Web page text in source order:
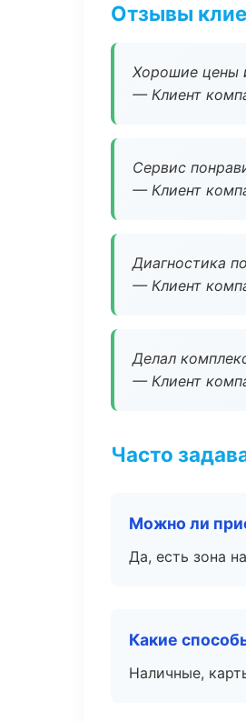
Отзывы
Хорошие цены
— Клиент
Сервис
— Клиент
Диагностика
— Клиент
Делал
— Клиент
Часто
Можно ли
Да, есть зона
Какие
Наличные,